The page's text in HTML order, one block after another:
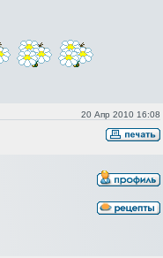
20 Апр 2010 16:08